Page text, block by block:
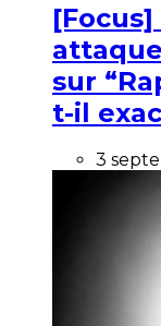
sur
t-il
3